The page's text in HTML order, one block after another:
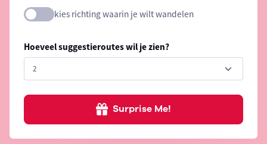
kies richting waarin je wilt wandelen
Hoeveel suggestieroutes wil je zien?
Surprise Me!